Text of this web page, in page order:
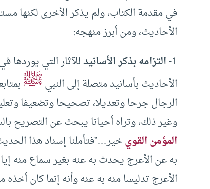
في مقدمة الكتاب، ولم يذكر الأخرى لكنها
الأحاديث، ومن أبرز منهجه:
1- التزامه بذكر الأسانيدللآثار التي يوردها
الأحاديث بأسانيد متصلة إلى النبيﷺ
الرجال جرحا وتعديلا، تصحيحا وتضعيفا
وغير ذلك، وتراه أحيانا يبحث عن التصريح
المؤمن القويخير…”فتأملنا إسناد هذا
به عن الأعرج يحدث به عنه بغير سماع منه
الأعرج تدليسا منه به عنه وأنه إنما كان